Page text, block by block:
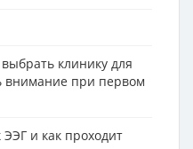
клинику для
внимание при первом
ЭЭГ и как проходит